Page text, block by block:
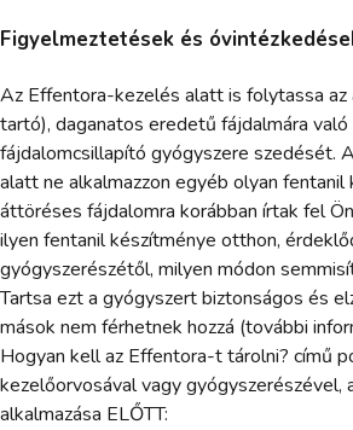
Figyelmeztetések és
Az Effentora-kezelés alatt is folytassa az
tartó), daganatos eredetű fájdalmára
fájdalomcsillapító gyógyszere szedését.
alatt ne alkalmazzon egyéb olyan fentanil
áttöréses fájdalomra korábban írtak fel
ilyen fentanil készítménye otthon,
gyógyszerészétől, milyen módon
Tartsa ezt a gyógyszert biztonságos és
mások nem férhetnek hozzá (további
Hogyan kell az Effentora-t tárolni? című
kezelőorvosával vagy gyógyszerészével,
alkalmazása ELŐTT: